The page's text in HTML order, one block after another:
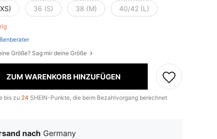
36 (S) 38 (M) 40/42 (L)
Größe? Sag mir deine Größe
ZUM WARENKORB HINZUFÜGEN
bis zu 24 SHEIN-Punkte, die beim Bezahlvorgang berechnet
nach Germany